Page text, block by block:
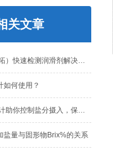
关文章
ATAGO（爱拓）快速检测润滑剂解决方案
如何使用？
ATAGO盐度计助你控制盐分摄入，保持营养健康
盐量与固形物Brix%的关系